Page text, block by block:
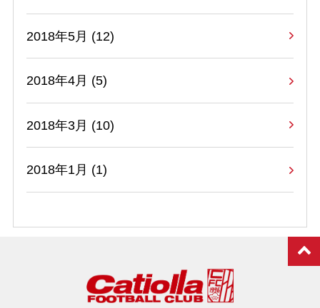
2018年5月 (12)
2018年4月 (5)
2018年3月 (10)
2018年1月 (1)